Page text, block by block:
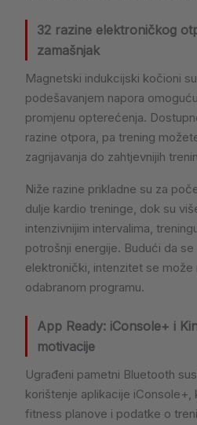
32 razine elektroničkog
zamašnjak
Magnetski indukcijski kočioni
podešavanjem napora
promjenu opterećenja.
razine otpora, pa trening
zagrijavanja do zahtjevnijih
Niže razine prikladne su za
dulje kardio treninge, dok su
intenzivnijim intervalima,
potrošnji energije. Budući da
elektronički, intenzitet se može
odabranom programu.
App Ready: iConsole+ i
motivacije
Ugrađeni pametni Bluetooth
korištenje aplikacije iConsole+,
fitness planove i podatke o